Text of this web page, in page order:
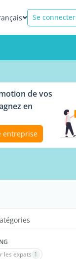
Se connecter
de vos
en
entreprise
les expats 1